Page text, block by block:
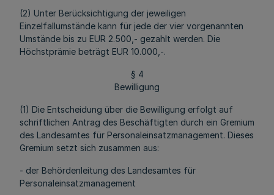
(2) Unter Berücksichtigung der jeweiligen
Einzelfallumstände kann für jede der vier vorgenannten
Umstände bis zu EUR 2.500,- gezahlt werden. Die
Höchstprämie beträgt EUR 10.000,-.
§ 4
Bewilligung
(1) Die Entscheidung über die Bewilligung erfolgt auf
schriftlichen Antrag des Beschäftigten durch ein Gremium
des Landesamtes für Personaleinsatzmanagement. Dieses
Gremium setzt sich zusammen aus:
- der Behördenleitung des Landesamtes für
Personaleinsatzmanagement